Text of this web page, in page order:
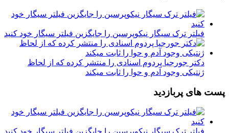
فیلتر ترک سیگار نیکوپرسین را جایگزین فیلتر سیگار خود کنید
دکتر جورجیا پردوم اسنادی را منتشر کرده که از لحاظ
ژنتیکی وجود آدم و حوا را ثابت میکند
پست های پربازدید